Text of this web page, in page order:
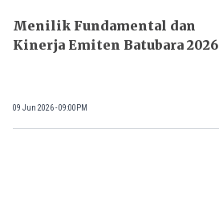
Menilik Fundamental dan
Kinerja Emiten Batubara 2026
09 Jun 2026 - 09:00PM